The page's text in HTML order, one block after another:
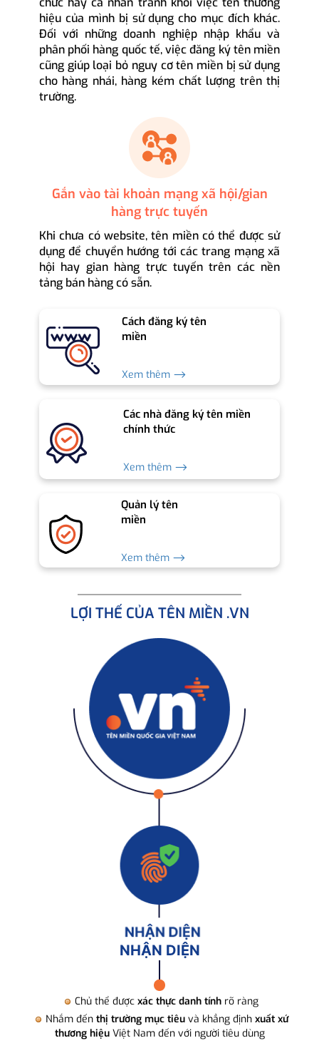
hiệu của mình bị sử dụng cho mục đích khác.
Đối với những doanh nghiệp nhập khẩu và
phân phối hàng quốc tế, việc đăng ký tên miền
cũng giúp loại bỏ nguy cơ tên miền bị sử dụng
cho hàng nhái, hàng kém chất lượng trên thị
trường.
Gắn vào tài khoản mạng xã hội/gian
hàng trực tuyến
Khi chưa có website, tên miền có thể được sử
dụng để chuyển hướng tới các trang mạng xã
hội hay gian hàng trực tuyến trên các nền
tảng bán hàng có sẵn.
Cách đăng ký tên
miền
Xem thêm ⟶
Các nhà đăng ký tên miền
chính thức
Xem thêm ⟶
Quản lý tên
miền
Xem thêm ⟶
LỢI THẾ CỦA TÊN MIỀN .VN
NHẬN DIỆN
Chủ thể được xác thực danh tính rõ ràng
Nhắm đến thị trường mục tiêuvà khẳng định xuất xứ
thương hiệuViệt Nam đến với người tiêu dùng